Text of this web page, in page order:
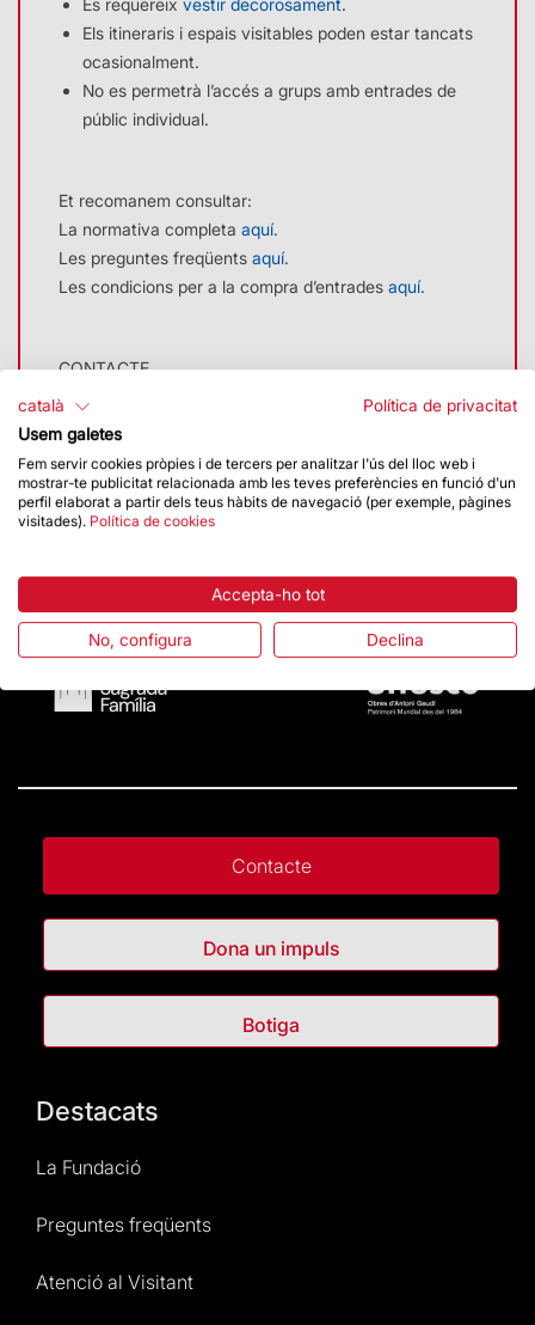
Es requereix vestir decorosament.
Els itineraris i espais visitables poden estar tancats
ocasionalment.
No es permetrà l’accés a grups amb entrades de
públic individual.
Et recomanem consultar:
La normativa completa aquí.
Les preguntes freqüents aquí.
Les condicions per a la compra d’entrades aquí.
CONTACTE
Tel. 931 980 705
A/e:santjordi@ext.sagradafamilia.org
Contacte
Dona un impuls
Botiga
Destacats
La Fundació
Preguntes freqüents
Atenció al Visitant
català
Política de privacitat
Usem galetes
Fem servir cookies pròpies i de tercers per analitzar l'ús del lloc web i
mostrar-te publicitat relacionada amb les teves preferències en funció d'un
perfil elaborat a partir dels teus hàbits de navegació (per exemple, pàgines
visitades). Política de cookies
Accepta-ho tot
No, configura Declina